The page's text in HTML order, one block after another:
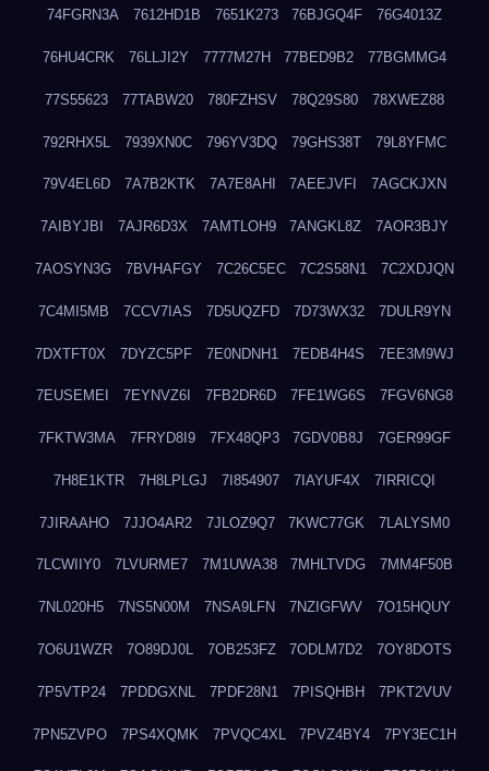
74FGRN3A 7612HD1B 7651K273 76BJGQ4F 76G4013Z
76HU4CRK 76LLJI2Y 7777M27H 77BED9B2 77BGMMG4
77S55623 77TABW20 780FZHSV 78Q29S80 78XWEZ88
792RHX5L 7939XN0C 796YV3DQ 79GHS38T 79L8YFMC
79V4EL6D 7A7B2KTK 7A7E8AHI 7AEEJVFI 7AGCKJXN
7AIBYJBI 7AJR6D3X 7AMTLOH9 7ANGKL8Z 7AOR3BJY
7AOSYN3G 7BVHAFGY 7C26C5EC 7C2S58N1 7C2XDJQN
7C4MI5MB 7CCV7IAS 7D5UQZFD 7D73WX32 7DULR9YN
7DXTFT0X 7DYZC5PF 7E0NDNH1 7EDB4H4S 7EE3M9WJ
7EUSEMEI 7EYNVZ6I 7FB2DR6D 7FE1WG6S 7FGV6NG8
7FKTW3MA 7FRYD8I9 7FX48QP3 7GDV0B8J 7GER99GF
7H8E1KTR 7H8LPLGJ 7I854907 7IAYUF4X 7IRRICQI
7JIRAAHO 7JJO4AR2 7JLOZ9Q7 7KWC77GK 7LALYSM0
7LCWIIY0 7LVURME7 7M1UWA38 7MHLTVDG 7MM4F50B
7NL020H5 7NS5N00M 7NSA9LFN 7NZIGFWV 7O15HQUY
7O6U1WZR 7O89DJ0L 7OB253FZ 7ODLM7D2 7OY8DOTS
7P5VTP24 7PDDGXNL 7PDF28N1 7PISQHBH 7PKT2VUV
7PN5ZVPO 7PS4XQMK 7PVQC4XL 7PVZ4BY4 7PY3EC1H